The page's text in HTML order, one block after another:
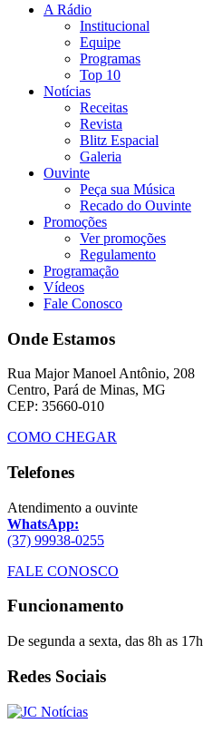
A Rádio
Institucional
Equipe
Programas
Top 10
Notícias
Receitas
Revista
Blitz Espacial
Galeria
Ouvinte
Peça sua Música
Recado do Ouvinte
Promoções
Ver promoções
Regulamento
Programação
Vídeos
Fale Conosco
Onde Estamos
Rua Major Manoel Antônio, 208
Centro, Pará de Minas, MG
CEP: 35660-010
COMO CHEGAR
Telefones
Atendimento a ouvinte
WhatsApp:
(37) 99938-0255
FALE CONOSCO
Funcionamento
De segunda a sexta, das 8h as 17h
Redes Sociais